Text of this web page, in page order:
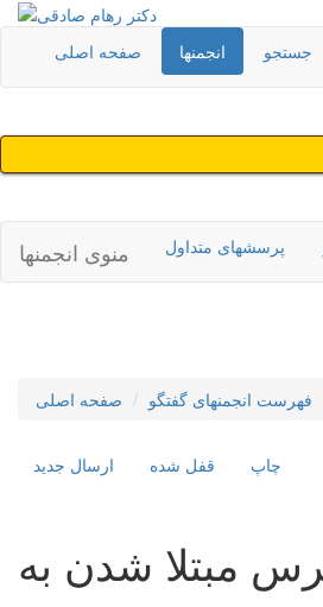
صفحه اصلی انجمنها جستجو
منوی انجمنها پرسشهای متداول
صفحه اصلی فهرست انجمنهای گفتگو
ارسال جديد قفل شده چاپ